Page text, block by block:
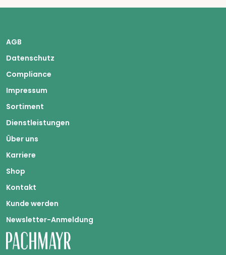
AGB
Datenschutz
Compliance
Impressum
Sortiment
Dienstleistungen
Über uns
Karriere
Shop
Kontakt
Kunde werden
Newsletter-Anmeldung